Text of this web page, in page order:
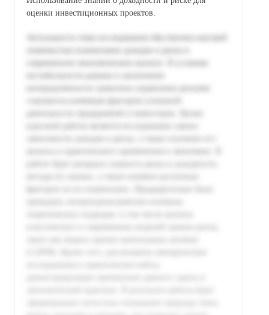
оценки инвестиционных проектов.